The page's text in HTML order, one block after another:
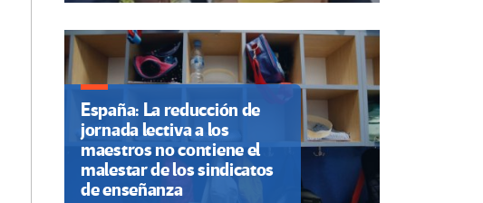
España: La reducción de
jornada lectiva a los
maestros no contiene el
malestar de los sindicatos
de enseñanza